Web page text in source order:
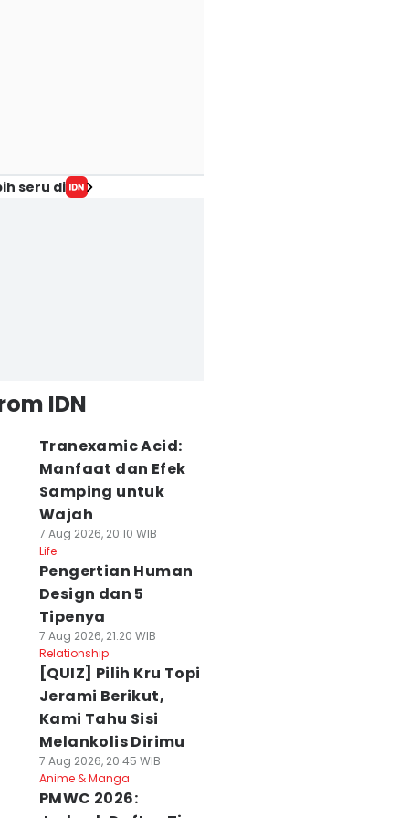
seru di
IDN
Tranexamic Acid:
Manfaat dan Efek
Samping untuk
Wajah
7 Aug 2026, 20:10 WIB
Life
Pengertian Human
Design dan 5
Tipenya
7 Aug 2026, 21:20 WIB
Relationship
[QUIZ] Pilih Kru Topi
Jerami Berikut,
Kami Tahu Sisi
Melankolis Dirimu
7 Aug 2026, 20:45 WIB
Anime & Manga
PMWC 2026: